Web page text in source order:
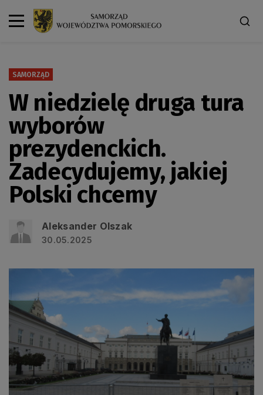
SAMORZĄD
W niedzielę druga tura
wyborów
prezydenckich.
Zadecydujemy, jakiej
Polski chcemy
Aleksander Olszak
30.05.2025